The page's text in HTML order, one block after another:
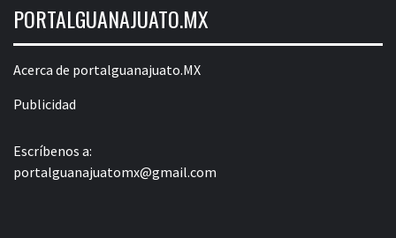
PORTALGUANAJUATO.MX
Acerca de portalguanajuato.MX
Publicidad
Escríbenos a:
portalguanajuatomx@gmail.com